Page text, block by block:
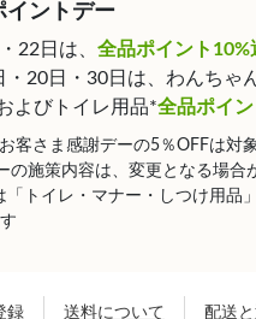
イントデー
22日は、 全品ポイント10%
20日・30日は、わんちゃ
よびトイレ用品*全品ポイ
客さま感謝デーの5％OFFは対
の施策内容は、変更となる場合
「トイレ・マナー・しつけ用品
録 送料について 配送